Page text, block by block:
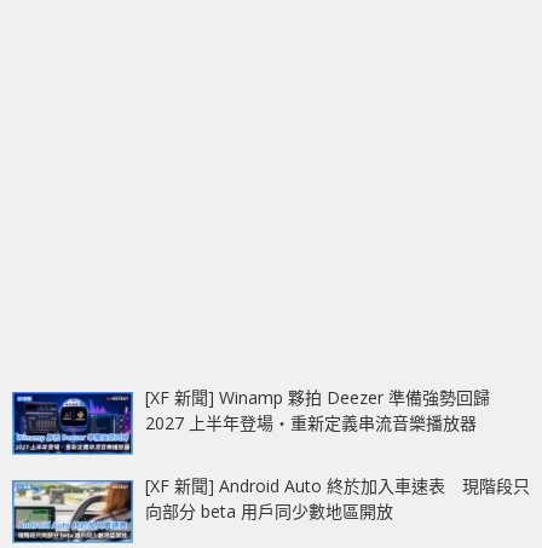
[XF 新聞] Winamp 夥拍 Deezer 準備強勢回歸
2027 上半年登場‧重新定義串流音樂播放器
[XF 新聞] Android Auto 終於加入車速表 現階段只
向部分 beta 用戶同少數地區開放